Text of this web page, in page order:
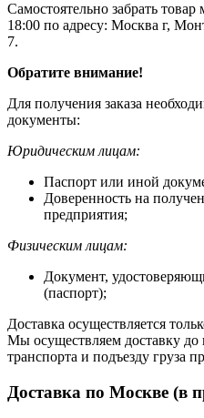
Самостоятельно забрать
18:00 по адресу: Москва г,
7.
Обратите внимание!
Для получения заказа
документы:
Юридическим лицам:
Паспорт или иной
Доверенность на
предприятия;
Физическим лицам:
Документ,
(паспорт);
Доставка осуществляется
Мы осуществляем доставку до
транспорта и подъезду груза
Доставка по Москве (в